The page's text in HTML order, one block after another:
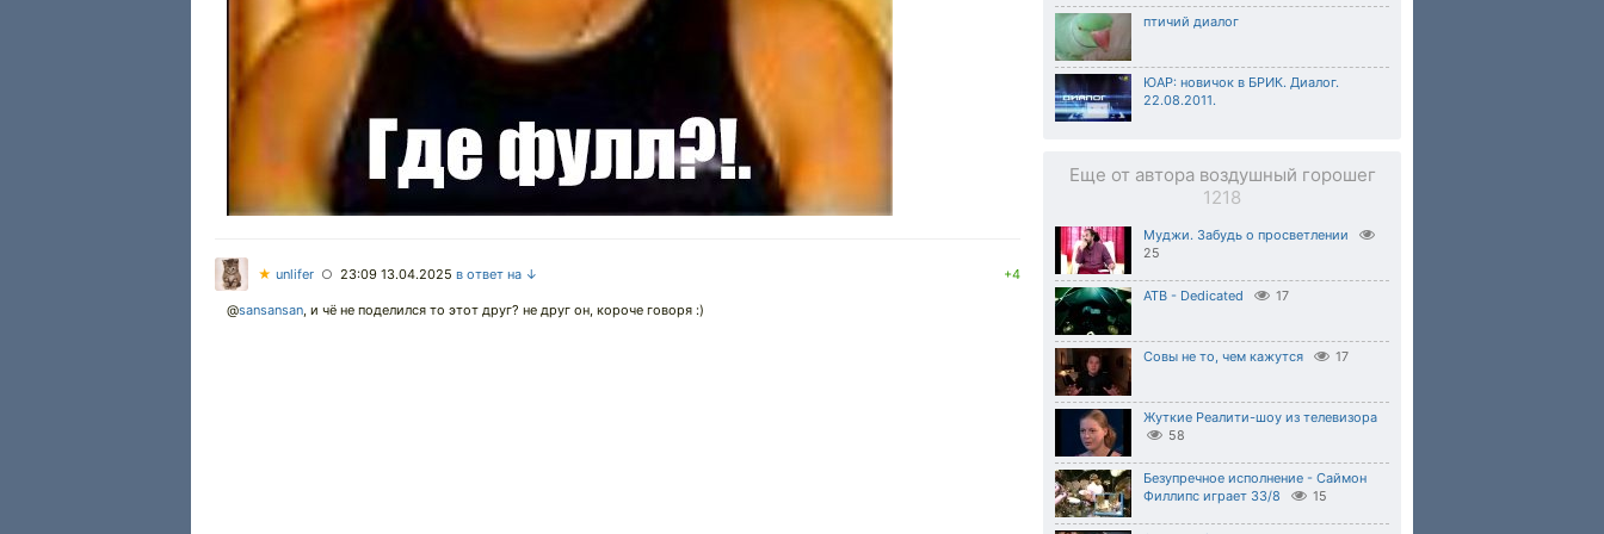
птичий диалог
ЮАР: новичок в БРИК. Диалог.
22.08.2011.
Еще от автора воздушный горошег
1218
Муджи. Забудь о просветлении
25
ATB - Dedicated 17
Совы не то, чем кажутся 17
Жуткие Реалити-шоу из телевизора
58
Безупречное исполнение - Саймон
Филлипс играет 33/8
15
★ unlifer ○ 23:09 13.04.2025 в ответ на ↓ +4
@sansansan, и чё не поделился то этот друг? не друг он, короче говоря :)